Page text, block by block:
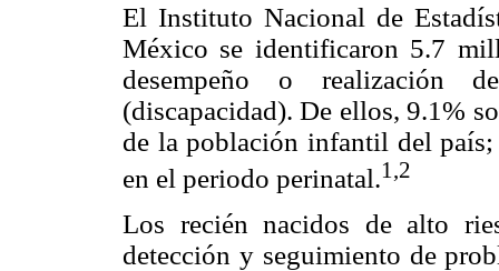
El Instituto Nacional de
México se identificaron 5.7
desempeño o realización
(discapacidad). De ellos, 9.1%
de la población infantil del
en el periodo perinatal.1,2
Los recién nacidos de alto
detección y seguimiento de